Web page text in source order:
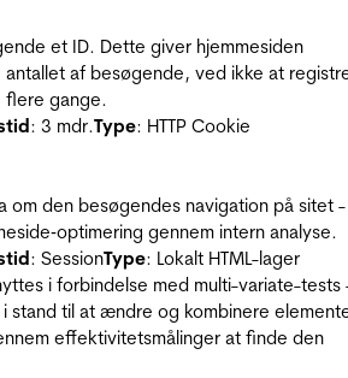
et ID. Dette giver hjemmesiden
antallet af besøgende, ved ikke at
flere gange.
: 3 mdr.Type: HTTP Cookie
om den besøgendes navigation på sitet -
gennem intern analyse.
: SessionType: Lokalt HTML-lager
i forbindelse med multi-variate-tests
stand til at ændre og kombinere
effektivitetsmålinger at finde den